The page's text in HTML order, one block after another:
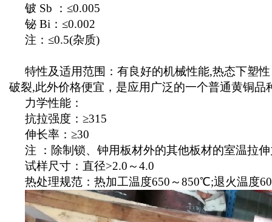
铍 Sb ：≤0.005
铋 Bi：≤0.002
注：≤0.5(杂质)
特性及适用范围：有良好的机械性能,热态下塑
破裂,此外价格便宜，是应用广泛的一个普通黄铜品
力学性能：
抗拉强度：≥315
伸长率：≥30
注 ：除制锁、钟用板材外的其他板材的室温拉
试样尺寸：直径>2.0～4.0
热处理规范：热加工温度650～850℃;退火温度